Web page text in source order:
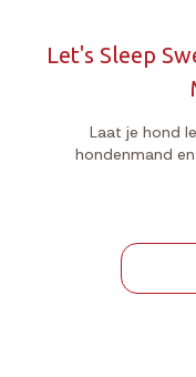
Let's Sleep
Laat je hond
hondenmand